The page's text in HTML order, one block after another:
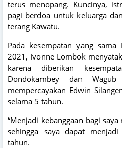
terus menopang. Kuncinya,
pagi berdoa untuk keluarga
terang Kawatu.
Pada kesempatan yang
2021, Ivonne Lombok
karena diberikan
Dondokambey dan
mempercayakan Edwin
selama 5 tahun.
“Menjadi kebanggaan bagi
sehingga saya dapat
tahun.